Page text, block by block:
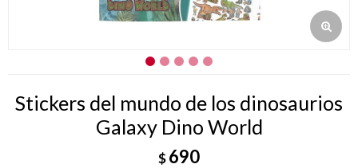
Stickers del mundo de los dinosaurios
Galaxy Dino World
$690